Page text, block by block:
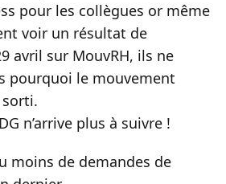
pour les collègues or même
voir un résultat de
avril sur MouvRH, ils ne
pourquoi le mouvement
sorti.
n’arrive plus à suivre !
moins de demandes de